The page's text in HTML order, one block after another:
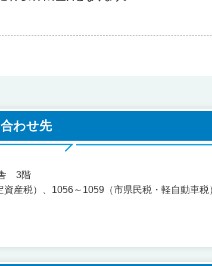
わせ先
3階
産税）、1056～1059（市県民税・軽自動車税